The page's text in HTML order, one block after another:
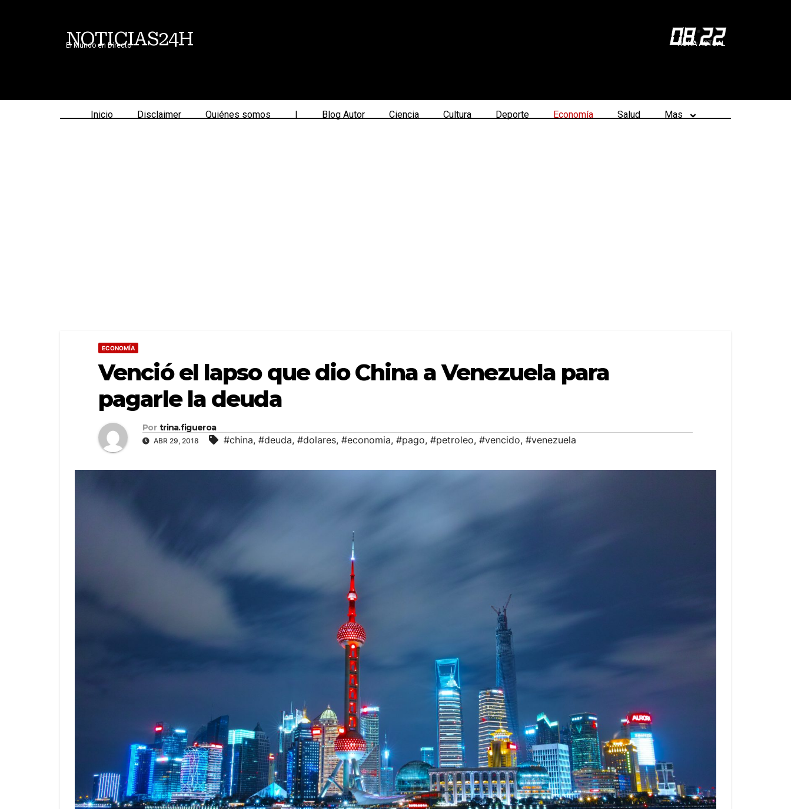
NOTICIAS24H
El Mundo en Directo 08:22
HORA ACTUAL
Inicio Disclaimer Quiénes somos | Blog Autor Ciencia Cultura Deporte Economía Salud Mas
ECONOMÍA
Venció el lapso que dio China a Venezuela para
pagarle la deuda
Por trina.figueroa
ABR 29, 2018 #china, #deuda, #dolares, #economia, #pago, #petroleo, #vencido, #venezuela